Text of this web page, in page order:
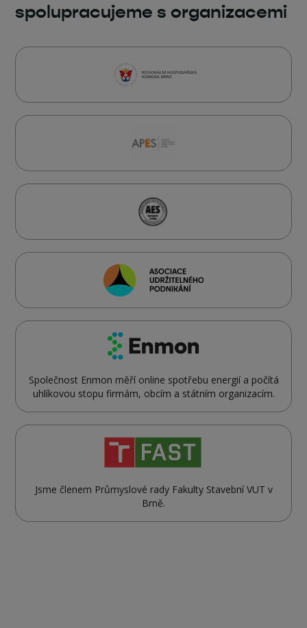
spolupracujeme s organizacemi
Společnost Enmon měří online spotřebu energií a počítá
uhlíkovou stopu firmám, obcím a státním organizacím.
Jsme členem Průmyslové rady Fakulty Stavební VUT v
Brně.